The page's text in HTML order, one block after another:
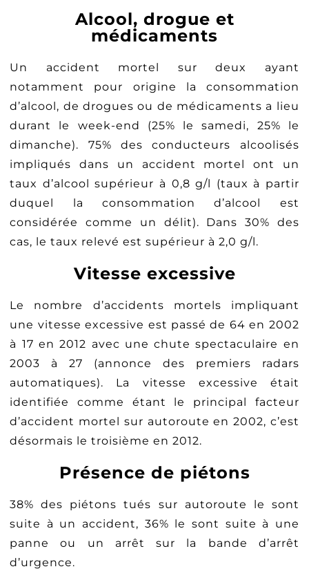
Alcool, drogue et
médicaments
Un accident mortel sur deux ayant
notamment pour origine la consommation
d’alcool, de drogues ou de médicaments a lieu
durant le week-end (25% le samedi, 25% le
dimanche). 75% des conducteurs alcoolisés
impliqués dans un accident mortel ont un
taux d’alcool supérieur à 0,8 g/l (taux à partir
duquel la consommation d’alcool est
considérée comme un délit). Dans 30% des
cas, le taux relevé est supérieur à 2,0 g/l.
Vitesse excessive
Le nombre d’accidents mortels impliquant
une vitesse excessive est passé de 64 en 2002
à 17 en 2012 avec une chute spectaculaire en
2003 à 27 (annonce des premiers radars
automatiques). La vitesse excessive était
identifiée comme étant le principal facteur
d’accident mortel sur autoroute en 2002, c’est
désormais le troisième en 2012.
Présence de piétons
38% des piétons tués sur autoroute le sont
suite à un accident, 36% le sont suite à une
panne ou un arrêt sur la bande d’arrêt
d’urgence.